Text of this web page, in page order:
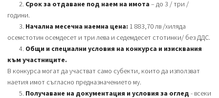
2. Срок за отдаване под наем на имота – до 3 / три /
години.
3. Началнa месечна наемна ценa: 1 883,70 лв /хиляда
осемстотин осемдесет и три лева и седемдесет стотинки/ без ДДС.
4. Общи и специални условия на конкурса и изисквания
към участниците.
В конкурса могат да участват само субекти, които да използват
наетия имот съгласно предназначението му.
5. Получаване на документация и условия за оглед - всеки